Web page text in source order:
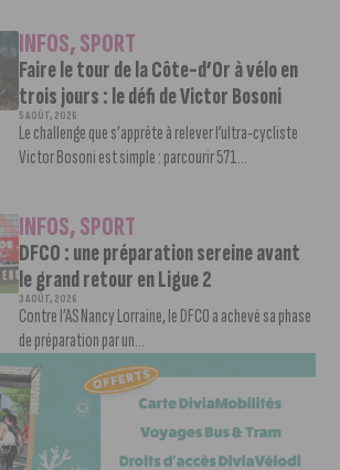
INFOS,SPORT
Faire le tour de la Côte-d’Or à vélo en
trois jours : le défi de Victor Bosoni
5 AOÛT, 2026
Le challenge que s’apprête à relever l’ultra-cycliste
Victor Bosoni est simple : parcourir 571...
INFOS,SPORT
DFCO : une préparation sereine avant
le grand retour en Ligue 2
3 AOÛT, 2026
Contre l’AS Nancy Lorraine, le DFCO a achevé sa phase
de préparation par un...